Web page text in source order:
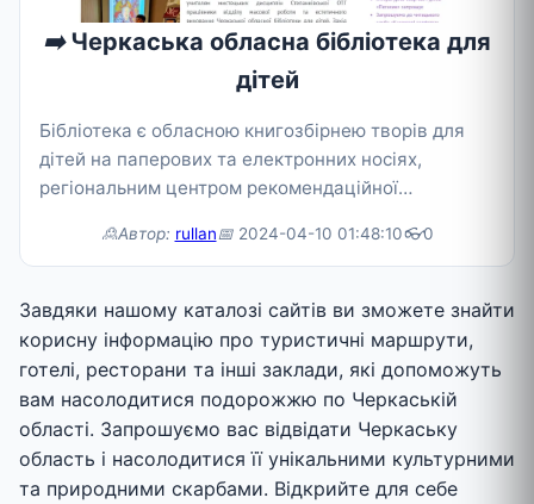
➡️Черкаська обласна бібліотека для
дітей
Бібліотека є обласною книгозбірнею творів для
дітей на паперових та електронних носіях,
регіональним центром рекомендаційної
🙎Автор: rullan📅2024-04-10 01:48:10👓0
Завдяки нашому каталозі сайтів ви зможете знайти
корисну інформацію про туристичні маршрути,
готелі, ресторани та інші заклади, які допоможуть
вам насолодитися подорожжю по Черкаській
області. Запрошуємо вас відвідати Черкаську
область і насолодитися її унікальними культурними
та природними скарбами. Відкрийте для себе